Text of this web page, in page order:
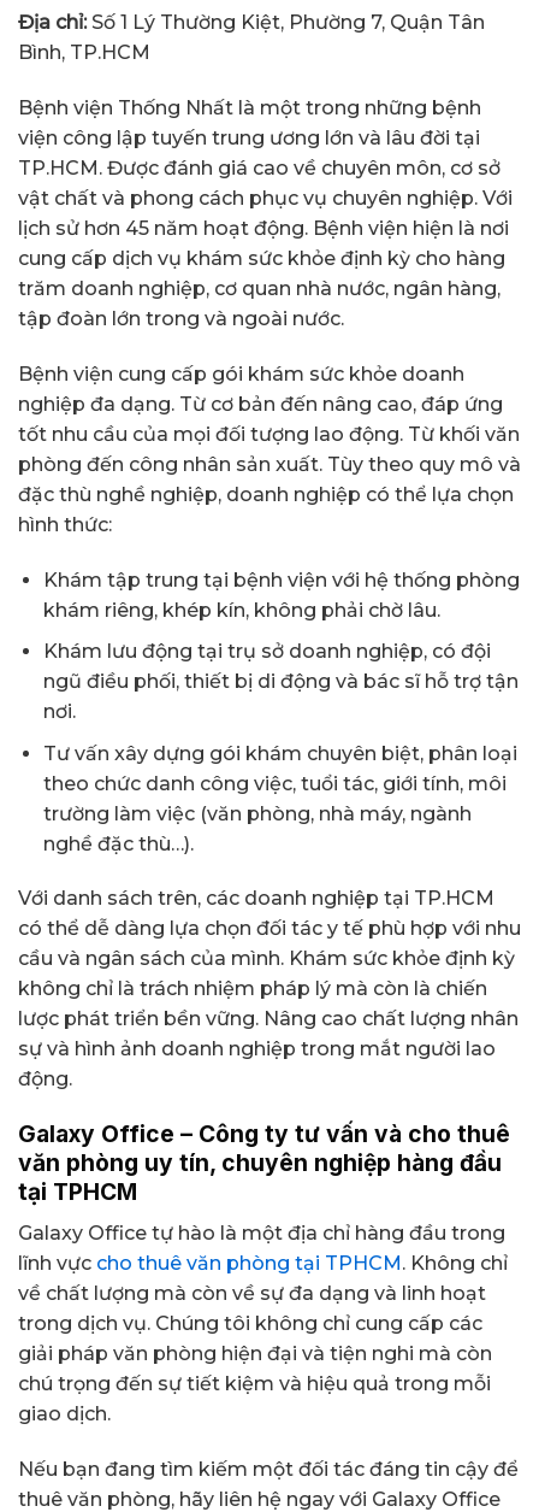
Địa chỉ:Số 1 Lý Thường Kiệt, Phường 7, Quận Tân
Bình, TP.HCM
Bệnh viện Thống Nhất là một trong những bệnh
viện công lập tuyến trung ương lớn và lâu đời tại
TP.HCM. Được đánh giá cao về chuyên môn, cơ sở
vật chất và phong cách phục vụ chuyên nghiệp. Với
lịch sử hơn 45 năm hoạt động. Bệnh viện hiện là nơi
cung cấp dịch vụ khám sức khỏe định kỳ cho hàng
trăm doanh nghiệp, cơ quan nhà nước, ngân hàng,
tập đoàn lớn trong và ngoài nước.
Bệnh viện cung cấp gói khám sức khỏe doanh
nghiệp đa dạng. Từ cơ bản đến nâng cao, đáp ứng
tốt nhu cầu của mọi đối tượng lao động. Từ khối văn
phòng đến công nhân sản xuất. Tùy theo quy mô và
đặc thù nghề nghiệp, doanh nghiệp có thể lựa chọn
hình thức:
Khám tập trung tại bệnh viện với hệ thống phòng
khám riêng, khép kín, không phải chờ lâu.
Khám lưu động tại trụ sở doanh nghiệp, có đội
ngũ điều phối, thiết bị di động và bác sĩ hỗ trợ tận
nơi.
Tư vấn xây dựng gói khám chuyên biệt, phân loại
theo chức danh công việc, tuổi tác, giới tính, môi
trường làm việc (văn phòng, nhà máy, ngành
nghề đặc thù…).
Với danh sách trên, các doanh nghiệp tại TP.HCM
có thể dễ dàng lựa chọn đối tác y tế phù hợp với nhu
cầu và ngân sách của mình. Khám sức khỏe định kỳ
không chỉ là trách nhiệm pháp lý mà còn là chiến
lược phát triển bền vững. Nâng cao chất lượng nhân
sự và hình ảnh doanh nghiệp trong mắt người lao
động.
Galaxy Office – Công ty tư vấn và cho thuê
văn phòng uy tín, chuyên nghiệp hàng đầu
tại TPHCM
Galaxy Office tự hào là một địa chỉ hàng đầu trong
lĩnh vực cho thuê văn phòng tại TPHCM. Không chỉ
về chất lượng mà còn về sự đa dạng và linh hoạt
trong dịch vụ. Chúng tôi không chỉ cung cấp các
giải pháp văn phòng hiện đại và tiện nghi mà còn
chú trọng đến sự tiết kiệm và hiệu quả trong mỗi
giao dịch.
Nếu bạn đang tìm kiếm một đối tác đáng tin cậy để
thuê văn phòng, hãy liên hệ ngay với Galaxy Office